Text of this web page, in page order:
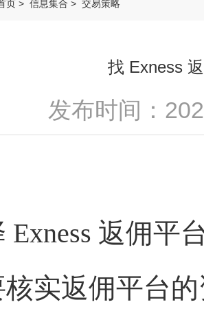
页 > 信息集合 > 交易策略
找 Exness
发布时间：
Exness 返佣平
实返佣平台